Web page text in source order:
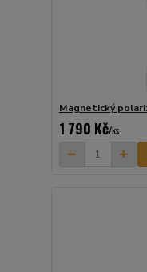
Magnetický
1 790 Kč/ks